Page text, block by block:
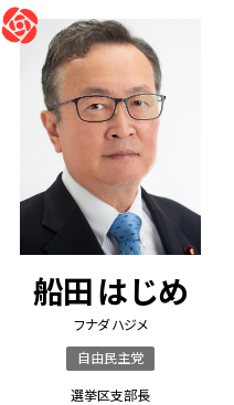
船田 はじめ
フナダ ハジメ
自由民主党
選挙区支部長